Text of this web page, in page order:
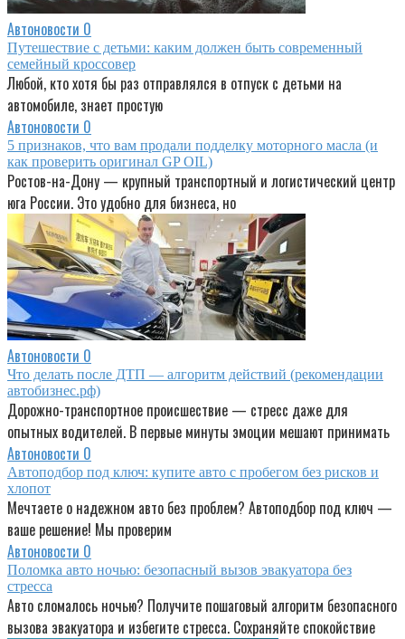
Автоновости 0
Путешествие с детьми: каким должен быть современный
семейный кроссовер
Любой, кто хотя бы раз отправлялся в отпуск с детьми на
автомобиле, знает простую
Автоновости 0
5 признаков, что вам продали подделку моторного масла (и
как проверить оригинал GP OIL)
Ростов-на-Дону — крупный транспортный и логистический центр
юга России. Это удобно для бизнеса, но
Автоновости 0
Что делать после ДТП — алгоритм действий (рекомендации
автобизнес.рф)
Дорожно-транспортное происшествие — стресс даже для
опытных водителей. В первые минуты эмоции мешают принимать
Автоновости 0
Автоподбор под ключ: купите авто с пробегом без рисков и
хлопот
Мечтаете о надежном авто без проблем? Автоподбор под ключ —
ваше решение! Мы проверим
Автоновости 0
Поломка авто ночью: безопасный вызов эвакуатора без
стресса
Авто сломалось ночью? Получите пошаговый алгоритм безопасного
вызова эвакуатора и избегите стресса. Сохраняйте спокойствие